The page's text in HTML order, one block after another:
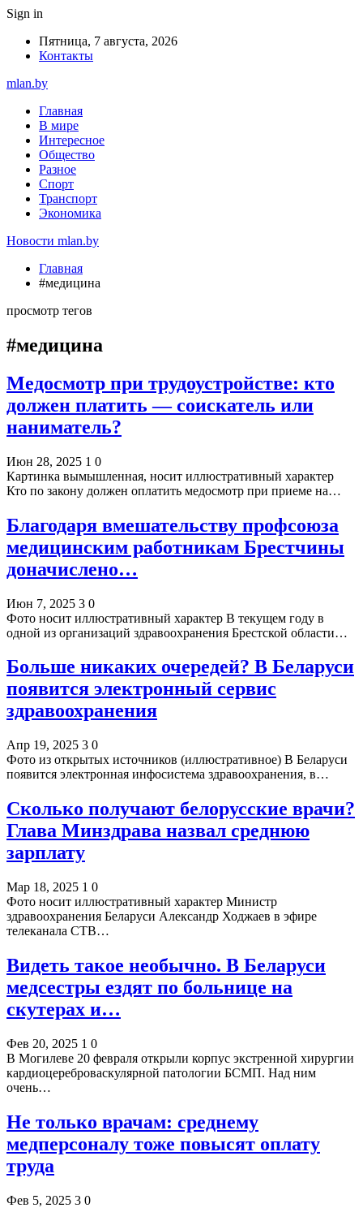
Sign in
Пятница, 7 августа, 2026
Контакты
mlan.by
Главная
В мире
Интересное
Общество
Разное
Спорт
Транспорт
Экономика
Новости mlan.by
Главная
#медицина
просмотр тегов
#медицина
Медосмотр при трудоустройстве: кто
должен платить — соискатель или
наниматель?
Июн 28, 2025 1 0
Картинка вымышленная, носит иллюстративный характер
Кто по закону должен оплатить медосмотр при приеме на…
Благодаря вмешательству профсоюза
медицинским работникам Брестчины
доначислено…
Июн 7, 2025 3 0
Фото носит иллюстративный характер В текущем году в
одной из организаций здравоохранения Брестской области…
Больше никаких очередей? В Беларуси
появится электронный сервис
здравоохранения
Апр 19, 2025 3 0
Фото из открытых источников (иллюстративное) В Беларуси
появится электронная инфосистема здравоохранения, в…
Сколько получают белорусские врачи?
Глава Минздрава назвал среднюю
зарплату
Мар 18, 2025 1 0
Фото носит иллюстративный характер Министр
здравоохранения Беларуси Александр Ходжаев в эфире
телеканала СТВ…
Видеть такое необычно. В Беларуси
медсестры ездят по больнице на
скутерах и…
Фев 20, 2025 1 0
В Могилеве 20 февраля открыли корпус экстренной хирургии
кардиоцереброваскулярной патологии БСМП. Над ним
очень…
Не только врачам: среднему
медперсоналу тоже повысят оплату
труда
Фев 5, 2025 3 0